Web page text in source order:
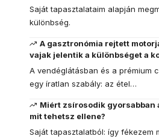
Saját tapasztalataim alapján
különbség.
A gasztronómia rejtett
vajak jelentik a különbséget a
A vendéglátásban és a prémium
egy íratlan szabály: az étel…
Miért zsírosodik gyorsabban
mit tehetsz ellene?
Saját tapasztalatból: így fékezem